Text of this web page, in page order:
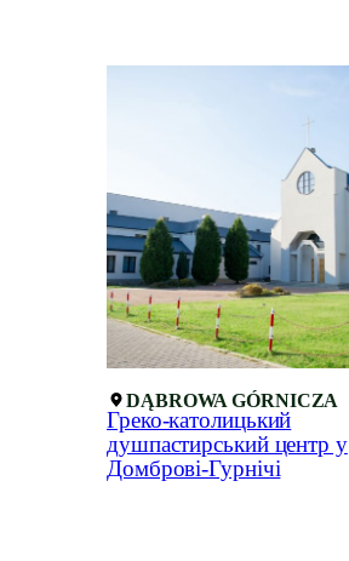
DĄBROWA GÓRNICZA
Греко-католицький
душпастирський центр у
Домброві-Гурнічі